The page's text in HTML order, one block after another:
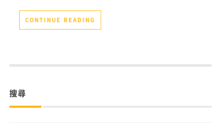
CONTINUE READING
搜尋